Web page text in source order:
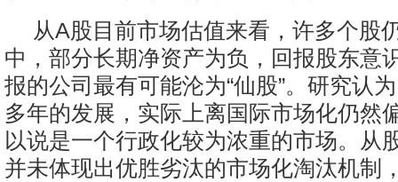
从A股目前市场估值来看，许多个股
中，部分长期净资产为负，回报股东意
报的公司最有可能沦为“仙股”。研究认
多年的发展，实际上离国际市场化仍然
以说是一个行政化较为浓重的市场。从
并未体现出优胜劣汰的市场化淘汰机制